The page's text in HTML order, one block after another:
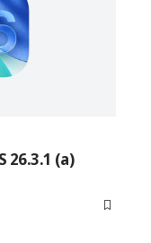
26.3.1 (a)